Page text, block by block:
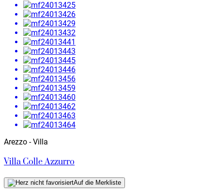
Arezzo - Villa
Villa Colle Azzurro
Auf die Merkliste